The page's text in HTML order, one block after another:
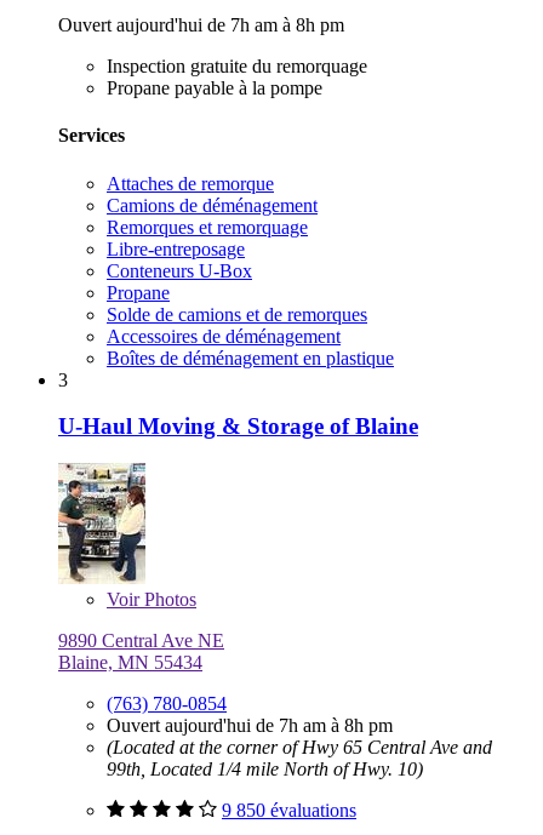
Ouvert aujourd'hui de 7h am à 8h pm
Inspection gratuite du remorquage
Propane payable à la pompe
Services
Attaches de remorque
Camions de déménagement
Remorques et remorquage
Libre-entreposage
Conteneurs U-Box
Propane
Solde de camions et de remorques
Accessoires de déménagement
Boîtes de déménagement en plastique
3
U-Haul Moving & Storage of Blaine
VoirPhotos
9890 Central Ave NE
Blaine, MN 55434
(763) 780-0854
Ouvert aujourd'hui de 7h am à 8h pm
(Located at the corner of Hwy 65 Central Ave and
99th, Located 1/4 mile North of Hwy. 10)
9 850 évaluations